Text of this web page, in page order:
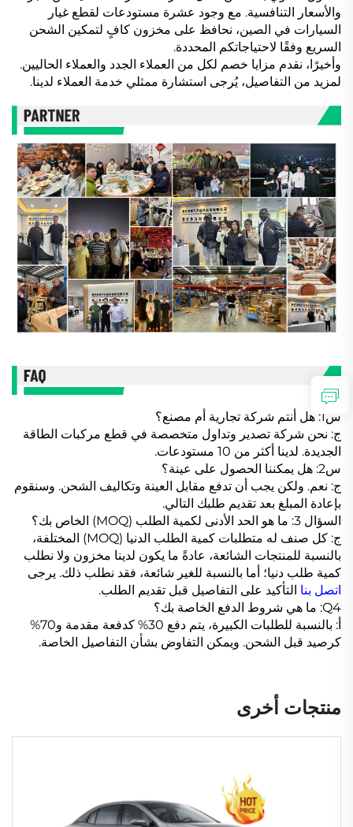
والأسعار التنافسية. مع وجود عشرة مستودعات لقطع غيار
السيارات في الصين، نحافظ على مخزون كافٍ لتمكين الشحن
السريع وفقًا لاحتياجاتكم المحددة.
وأخيرًا، نقدم مزايا خصم لكل من العملاء الجدد والعملاء الحاليين.
لمزيد من التفاصيل، يُرجى استشارة ممثلي خدمة العملاء لدينا.
س1: هل أنتم شركة تجارية أم مصنع؟
ج: نحن شركة تصدير وتداول متخصصة في قطع مركبات الطاقة
الجديدة. لدينا أكثر من 10 مستودعات.
س2: هل يمكننا الحصول على عينة؟
ج: نعم. ولكن يجب أن تدفع مقابل العينة وتكاليف الشحن. وسنقوم
بإعادة المبلغ بعد تقديم طلبك التالي.
السؤال 3: ما هو الحد الأدنى لكمية الطلب (MOQ) الخاص بك؟
ج: كل صنف له متطلبات كمية الطلب الدنيا (MOQ) المختلفة،
بالنسبة للمنتجات الشائعة، عادةً ما يكون لدينا مخزون ولا نطلب
كمية طلب دنيا؛ أما بالنسبة للغير شائعة، فقد نطلب ذلك. يرجى
اتصل بنا التأكيد على التفاصيل قبل تقديم الطلب.
Q4: ما هي شروط الدفع الخاصة بك؟
أ: بالنسبة للطلبات الكبيرة، يتم دفع 30% كدفعة مقدمة و70%
كرصيد قبل الشحن. ويمكن التفاوض بشأن التفاصيل الخاصة.
منتجات أخرى